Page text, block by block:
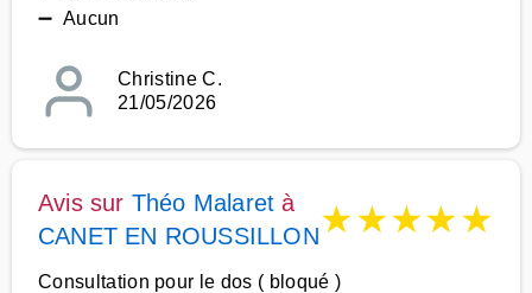
➖ Aucun
Christine C.
21/05/2026
Avis sur Théo Malaret à
CANET EN ROUSSILLON★★★★★
Consultation pour le dos ( bloqué )